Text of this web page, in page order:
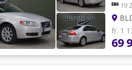
19
fr. 1
69